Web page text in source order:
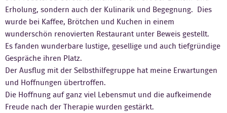
Erholung, sondern auch der Kulinarik und Begegnung. Dies
wurde bei Kaffee, Brötchen und Kuchen in einem
wunderschön renovierten Restaurant unter Beweis gestellt.
Es fanden wunderbare lustige, gesellige und auch tiefgründige
Gespräche ihren Platz.
Der Ausflug mit der Selbsthilfegruppe hat meine Erwartungen
und Hoffnungen übertroffen.
Die Hoffnung auf ganz viel Lebensmut und die aufkeimende
Freude nach der Therapie wurden gestärkt.